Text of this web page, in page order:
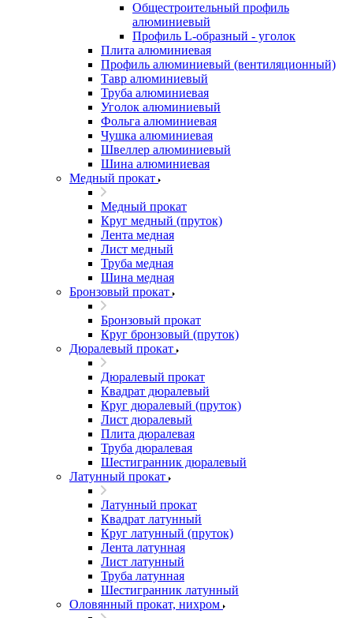
Общестроительный профиль
алюминиевый
Профиль L-образный - уголок
Плита алюминиевая
Профиль алюминиевый (вентиляционный)
Тавр алюминиевый
Труба алюминиевая
Уголок алюминиевый
Фольга алюминиевая
Чушка алюминиевая
Швеллер алюминиевый
Шина алюминиевая
Медный прокат
Медный прокат
Круг медный (пруток)
Лента медная
Лист медный
Труба медная
Шина медная
Бронзовый прокат
Бронзовый прокат
Круг бронзовый (пруток)
Дюралевый прокат
Дюралевый прокат
Квадрат дюралевый
Круг дюралевый (пруток)
Лист дюралевый
Плита дюралевая
Труба дюралевая
Шестигранник дюралевый
Латунный прокат
Латунный прокат
Квадрат латунный
Круг латунный (пруток)
Лента латунная
Лист латунный
Труба латунная
Шестигранник латунный
Оловянный прокат, нихром